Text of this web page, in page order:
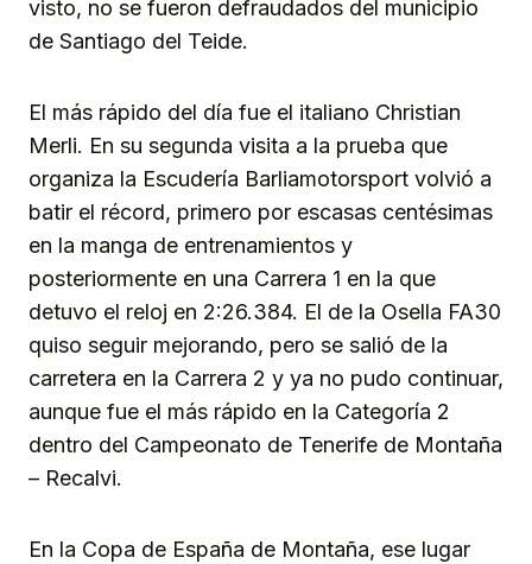
visto, no se fueron defraudados del municipio
de Santiago del Teide.
El más rápido del día fue el italiano Christian
Merli. En su segunda visita a la prueba que
organiza la Escudería Barliamotorsport volvió a
batir el récord, primero por escasas centésimas
en la manga de entrenamientos y
posteriormente en una Carrera 1 en la que
detuvo el reloj en 2:26.384. El de la Osella FA30
quiso seguir mejorando, pero se salió de la
carretera en la Carrera 2 y ya no pudo continuar,
aunque fue el más rápido en la Categoría 2
dentro del Campeonato de Tenerife de Montaña
– Recalvi.
En la Copa de España de Montaña, ese lugar